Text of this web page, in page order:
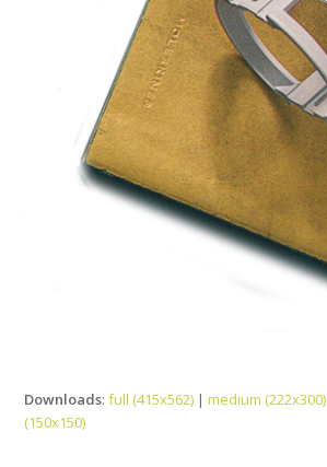
Downloads:full (415x562) |medium (222x300)
(150x150)